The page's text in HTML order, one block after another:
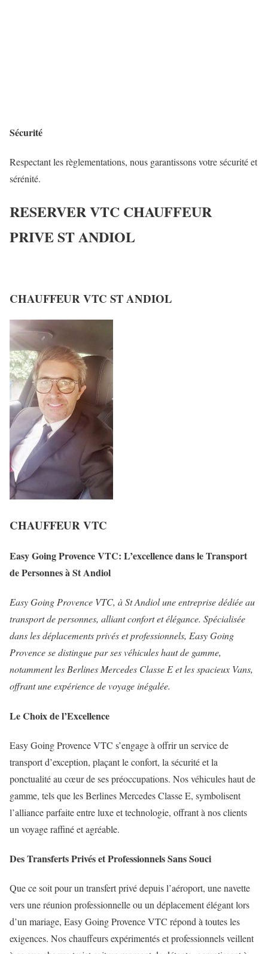
Sécurité
Respectant les règlementations, nous garantissons votre sécurité et
sérénité.
RESERVER VTC CHAUFFEUR
PRIVE ST ANDIOL
CHAUFFEUR VTC ST ANDIOL
CHAUFFEUR VTC
Easy Going Provence VTC: L’excellence dans le Transport
de Personnes à St Andiol
Easy Going Provence VTC, à St Andiol une entreprise dédiée au
transport de personnes, alliant confort et élégance. Spécialisée
dans les déplacements privés et professionnels, Easy Going
Provence se distingue par ses véhicules haut de gamme,
notamment les Berlines Mercedes Classe E et les spacieux Vans,
offrant une expérience de voyage inégalée.
Le Choix de l’Excellence
Easy Going Provence VTC s’engage à offrir un service de
transport d’exception, plaçant le confort, la sécurité et la
ponctualité au cœur de ses préoccupations. Nos véhicules haut de
gamme, tels que les Berlines Mercedes Classe E, symbolisent
l’alliance parfaite entre luxe et technologie, offrant à nos clients
un voyage raffiné et agréable.
Des Transferts Privés et Professionnels Sans Souci
Que ce soit pour un transfert privé depuis l’aéroport, une navette
vers une réunion professionnelle ou un déplacement élégant lors
d’un mariage, Easy Going Provence VTC répond à toutes les
exigences. Nos chauffeurs expérimentés et professionnels veillent